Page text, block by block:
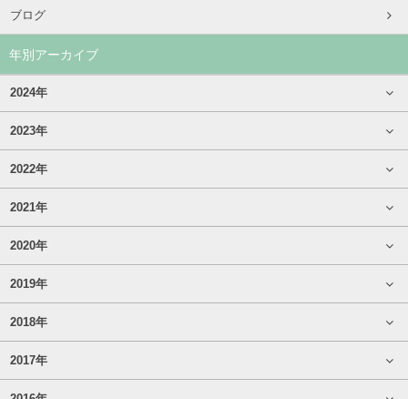
ブログ
年別アーカイブ
2024年
2023年
2022年
2021年
2020年
2019年
2018年
2017年